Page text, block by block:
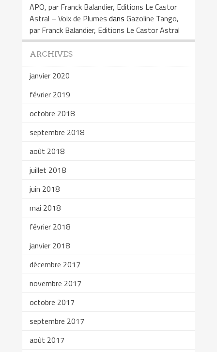
APO, par Franck Balandier, Editions Le Castor
Astral – Voix de Plumes dans Gazoline Tango,
par Franck Balandier, Editions Le Castor Astral
ARCHIVES
janvier 2020
février 2019
octobre 2018
septembre 2018
août 2018
juillet 2018
juin 2018
mai 2018
février 2018
janvier 2018
décembre 2017
novembre 2017
octobre 2017
septembre 2017
août 2017